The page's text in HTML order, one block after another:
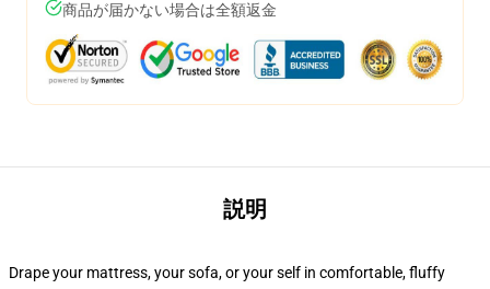
商品が届かない場合は全額返金
説明
Drape your mattress, your sofa, or your self in comfortable, fluffy